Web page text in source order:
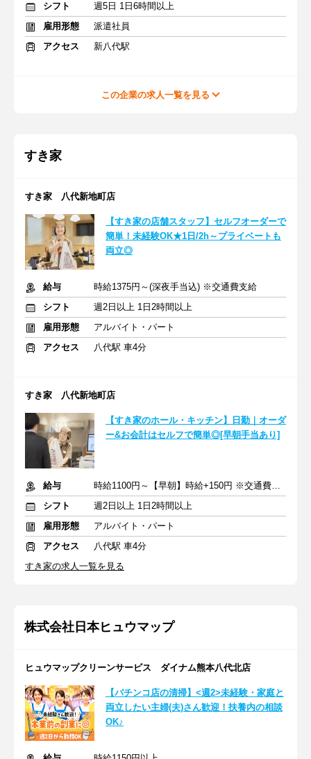
シフト
週5日 1日6時間以上
雇用形態
派遣社員
アクセス
新八代駅
この企業の求人一覧を見る
すき家
すき家 八代新地町店
【すき家の店舗スタッフ】セルフオーダーで
簡単！未経験OK★1日/2h～プライベートも
両立◎
給与
時給1375円～(深夜手当込) ※交通費支給
シフト
週2日以上 1日2時間以上
雇用形態
アルバイト・パート
アクセス
八代駅 車4分
すき家 八代新地町店
【すき家のホール・キッチン】日勤｜オーダ
ー&お会計はセルフで簡単◎[早朝手当あり]
給与
時給1100円～【早朝】時給+150円 ※交通費支給
シフト
週2日以上 1日2時間以上
雇用形態
アルバイト・パート
アクセス
八代駅 車4分
すき家の求人一覧を見る
株式会社日本ヒュウマップ
ヒュウマップクリーンサービス ダイナム熊本八代北店
【パチンコ店の清掃】<週2>未経験・家庭と
両立したい主婦(夫)さん歓迎！扶養内の相談
OK♪